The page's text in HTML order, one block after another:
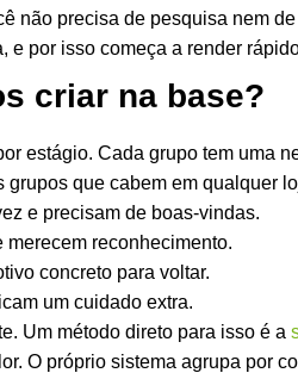
não precisa de pesquisa nem
e por isso começa a render
criar na base?
estágio. Cada grupo tem uma
grupos que cabem em qualquer
e precisam de boas-vindas.
reconhecimento.
concreto para voltar.
um cuidado extra.
Um método direto para isso é a
O próprio sistema agrupa por